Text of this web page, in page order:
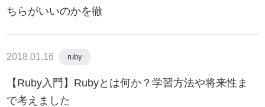
ちらがいいのかを徹
2018.01.16 ruby
【Ruby入門】Rubyとは何か？学習方法や将来性ま
で考えました